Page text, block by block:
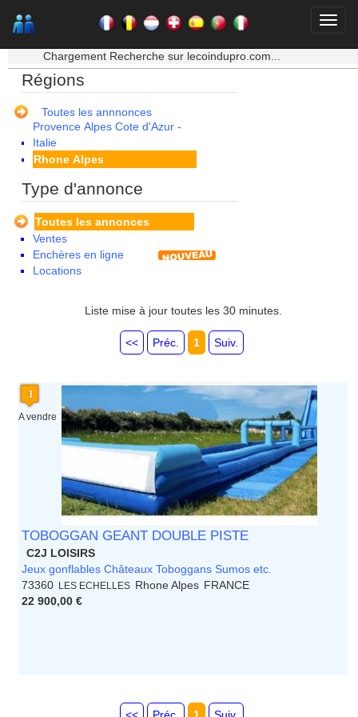
Chargement Recherche sur lecoindupro.com...
Régions
Toutes les annnonces
Nord Pas de Calais - Belgique -
Pays Bas
Pays de la Loire
Picardie
Poitou Charentes
Principauté de Monaco
Provence Alpes Cote d'Azur -
Italie
Rhone Alpes
Type d'annonce
Toutes les annonces
Ventes
Enchères en ligne
Locations
Liste mise à jour toutes les 30 minutes.
<< Préc. 1 Suiv.
A vendre
TOBOGGAN GEANT DOUBLE PISTE
C2J LOISIRS
Jeux gonflables Châteaux Toboggans Sumos etc.
73360 LES ECHELLES Rhone Alpes FRANCE
22 900,00 €